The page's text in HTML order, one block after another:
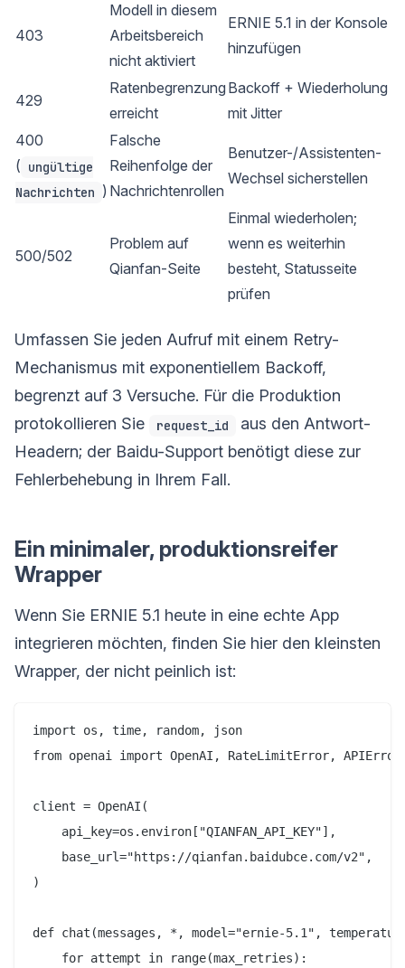
403
Modell in diesem
Arbeitsbereich
nicht aktiviert
ERNIE 5.1 in der Konsole
hinzufügen
429
Ratenbegrenzung
erreicht
Backoff + Wiederholung
mit Jitter
400
( ungültige
Nachrichten )
Falsche
Reihenfolge der
Nachrichtenrollen
Benutzer-/Assistenten-
Wechsel sicherstellen
500/502
Problem auf
Qianfan-Seite
Einmal wiederholen;
wenn es weiterhin
besteht, Statusseite
prüfen
Umfassen Sie jeden Aufruf mit einem Retry-
Mechanismus mit exponentiellem Backoff,
begrenzt auf 3 Versuche. Für die Produktion
protokollieren Sie
request_id
aus den Antwort-
Headern; der Baidu-Support benötigt diese zur
Fehlerbehebung in Ihrem Fall.
Ein minimaler, produktionsreifer
Wrapper
Wenn Sie ERNIE 5.1 heute in eine echte App
integrieren möchten, finden Sie hier den kleinsten
Wrapper, der nicht peinlich ist:
import os, time, random, json
from openai import OpenAI, RateLimitError, APIError
client = OpenAI(
    api_key=os.environ["QIANFAN_API_KEY"],
    base_url="https://qianfan.baidubce.com/v2",
)
def chat(messages, *, model="ernie-5.1",
    for attempt in range(max_retries):